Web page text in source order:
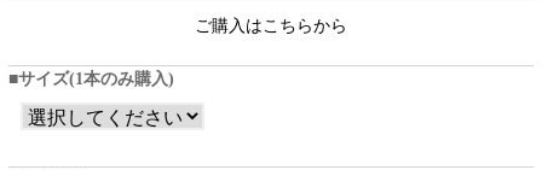
ご購入はこちらから
サイズ(1本のみ購入)